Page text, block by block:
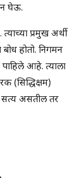
घेऊ.
प्रमुख अर्थी
बोध होतो. निगमन
आहे. त्याला
(सिद्धिक्षम)
सत्य असतील तर